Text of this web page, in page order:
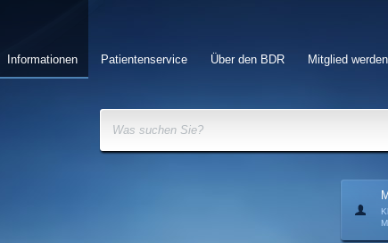
Mitglied werden
Über den BDR
Patientenservice
Informationen
Was suchen Sie?